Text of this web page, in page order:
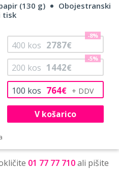
(130 g)
Obojestranski
tisk
100 kos 764€
200 kos 1442€
-5%
400 kos 2787€
-8%
V košarico
01 77 77 710ali pišite